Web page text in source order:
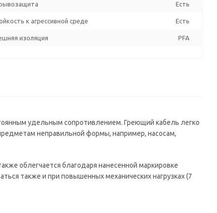
Есть
к агрессивной среде Есть
изоляция PFA
удельным сопротивлением. Греющий кабель легко
неправильной формы, например, насосам,
облегчается благодаря нанесенной маркировке
также и при повышенных механических нагрузках (7